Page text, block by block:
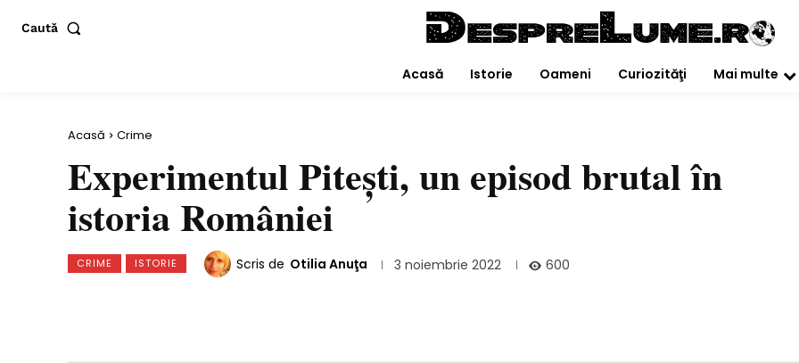
Caută
Acasă Istorie Oameni Curiozităţi Mai multe
Acasă Crime
Experimentul Piteşti, un episod brutal în
istoria României
CRIME ISTORIE Scris de Otilia Anuţa 3 noiembrie 2022 600